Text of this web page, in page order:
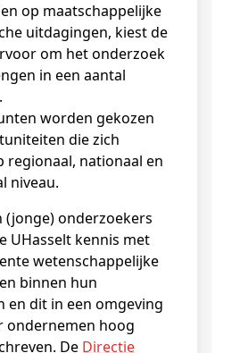
op maatschappelijke
uitdagingen, kiest de
om het onderzoek
in een aantal
worden gekozen
die zich
regionaal, nationaal en
niveau.
(jonge) onderzoekers
UHasselt kennis met
wetenschappelijke
binnen hun
en dit in een omgeving
ondernemen hoog
De Directie